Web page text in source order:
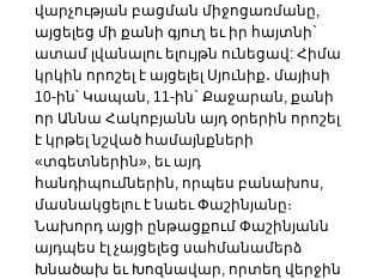
վարչության բացման միջոցառմանը,
այցելեց մի քանի գյուղ եւ իր հայտնի`
ատամ լվանալու ելույթն ունեցավ: Հիմա
կրկին որոշել է այցելել Սյունիք․ մայիսի
10-ին՝ Կապան, 11-ին` Քաջարան, քանի
որ Աննա Հակոբյանն այդ օրերին որոշել
է կրթել նշված համայնքների
«տգետներին», եւ այդ
հանդիպումներին, որպես բանախոս,
մասնակցելու է նաեւ Փաշինյանը։
Նախորդ այցի ընթացքում Փաշինյանն
այդպես էլ չայցելեց սահմանամերձ
Խնածախ եւ Խոզնավար, որտեղ վերջին